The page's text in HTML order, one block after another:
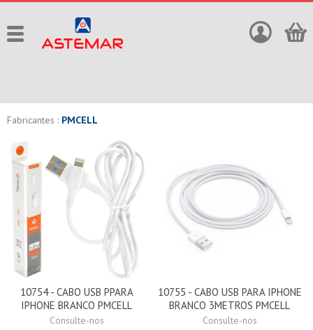
Fabricantes : PMCELL
10754 - CABO USB PPARA
IPHONE BRANCO PMCELL
Consulte-nos
10755 - CABO USB PARA IPHONE
BRANCO 3METROS PMCELL
Consulte-nos